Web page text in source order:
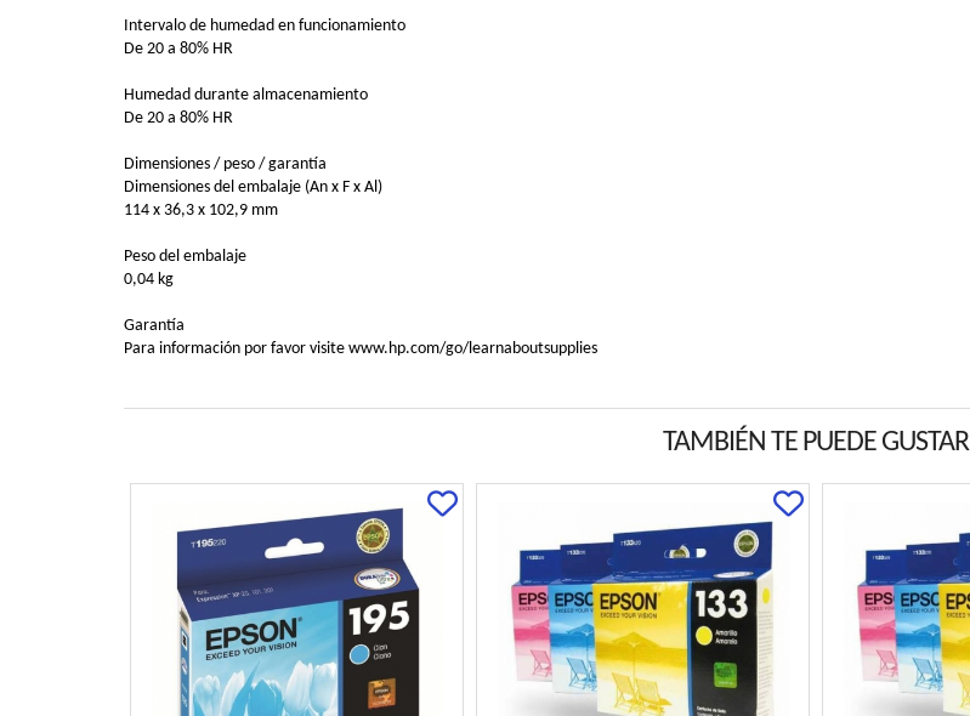
Intervalo de humedad en funcionamiento
De 20 a 80% HR
Humedad durante almacenamiento
De 20 a 80% HR
Dimensiones / peso / garantía
Dimensiones del embalaje (An x F x Al)
114 x 36,3 x 102,9 mm
Peso del embalaje
0,04 kg
Garantía
Para información por favor visite www.hp.com/go/learnaboutsupplies
TAMBIÉN TE PUEDE GUSTAR